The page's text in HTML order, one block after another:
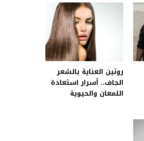
روتين العناية بالشعر
الجاف.. أسرار استعادة
اللمعان والحيوية